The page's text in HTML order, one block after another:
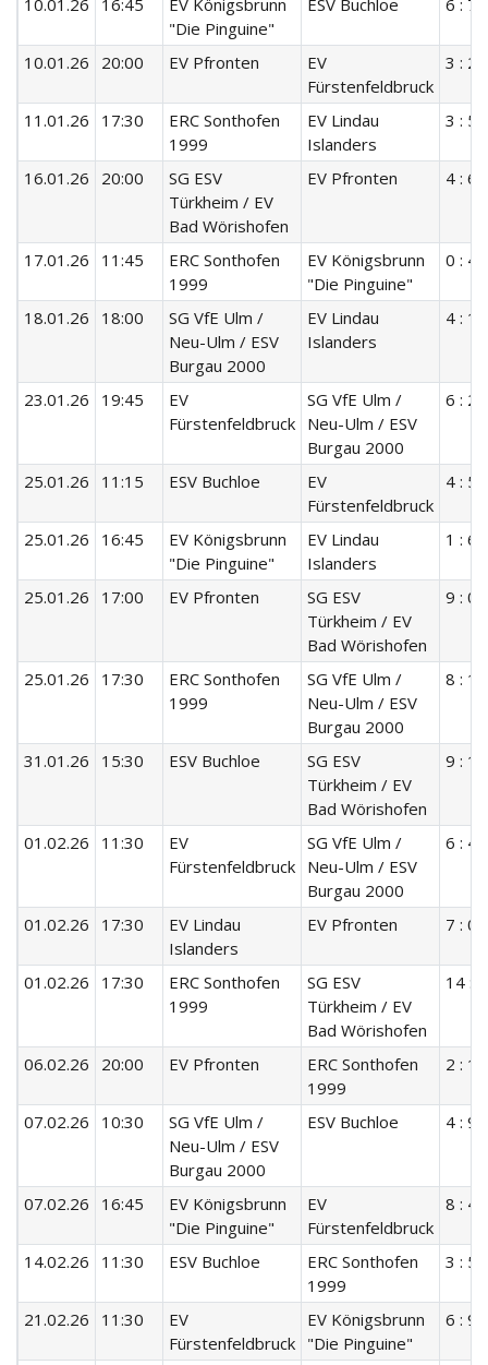
10.01.26 16:45
EV Königsbrunn
"Die Pinguine"
ESV Buchloe 6 : 7
10.01.26 20:00 EV Pfronten
EV
Fürstenfeldbruck
3 : 2
11.01.26 17:30
ERC Sonthofen
1999
EV Lindau
Islanders
3 : 5
16.01.26 20:00
SG ESV
Türkheim / EV
Bad Wörishofen
EV Pfronten 4 : 6
17.01.26 11:45
ERC Sonthofen
1999
EV Königsbrunn
"Die Pinguine"
0 : 4
18.01.26 18:00
SG VfE Ulm /
Neu-Ulm / ESV
Burgau 2000
EV Lindau
Islanders
4 : 15
23.01.26 19:45
EV
Fürstenfeldbruck
SG VfE Ulm /
Neu-Ulm / ESV
Burgau 2000
6 : 2
25.01.26 11:15 ESV Buchloe
EV
Fürstenfeldbruck
4 : 5
25.01.26 16:45
EV Königsbrunn
"Die Pinguine"
EV Lindau
Islanders
1 : 6
25.01.26 17:00 EV Pfronten
SG ESV
Türkheim / EV
Bad Wörishofen
9 : 0
25.01.26 17:30
ERC Sonthofen
1999
SG VfE Ulm /
Neu-Ulm / ESV
Burgau 2000
8 : 1
31.01.26 15:30 ESV Buchloe
SG ESV
Türkheim / EV
Bad Wörishofen
9 : 1
01.02.26 11:30
EV
Fürstenfeldbruck
SG VfE Ulm /
Neu-Ulm / ESV
Burgau 2000
6 : 4
01.02.26 17:30
EV Lindau
Islanders
EV Pfronten 7 : 0
01.02.26 17:30
ERC Sonthofen
1999
SG ESV
Türkheim / EV
Bad Wörishofen
14 : 4
06.02.26 20:00 EV Pfronten
ERC Sonthofen
1999
2 : 1
07.02.26 10:30
SG VfE Ulm /
Neu-Ulm / ESV
Burgau 2000
ESV Buchloe 4 : 9
07.02.26 16:45
EV Königsbrunn
"Die Pinguine"
EV
Fürstenfeldbruck
8 : 4
14.02.26 11:30 ESV Buchloe
ERC Sonthofen
1999
3 : 5
21.02.26 11:30
EV
Fürstenfeldbruck
EV Königsbrunn
"Die Pinguine"
6 : 9